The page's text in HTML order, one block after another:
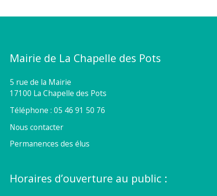
Mairie de La Chapelle des Pots
5 rue de la Mairie
17100 La Chapelle des Pots
Téléphone : 05 46 91 50 76
Nous contacter
Permanences des élus
Horaires d’ouverture au public :